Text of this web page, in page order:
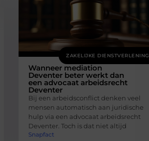
ZAKELIJKE DIENSTVERLENING
Wanneer mediation
Deventer beter werkt dan
een advocaat arbeidsrecht
Deventer
Bij een arbeidsconflict denken veel
mensen automatisch aan juridische
hulp via een advocaat arbeidsrecht
Deventer. Toch is dat niet altijd
Snapfact